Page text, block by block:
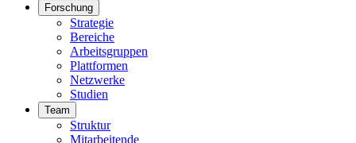
Forschung
Strategie
Bereiche
Arbeitsgruppen
Plattformen
Netzwerke
Studien
Team
Struktur
Mitarbeitende